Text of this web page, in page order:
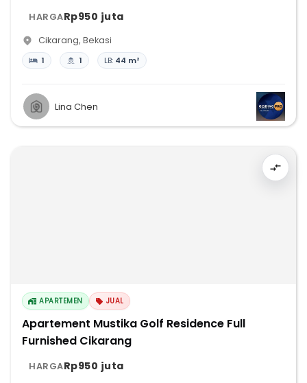
HARGARp950 juta
Cikarang, Bekasi
1 1 LB: 44 m²
Lina Chen
APARTEMEN JUAL
Apartement Mustika Golf Residence Full
Furnished Cikarang
HARGARp950 juta